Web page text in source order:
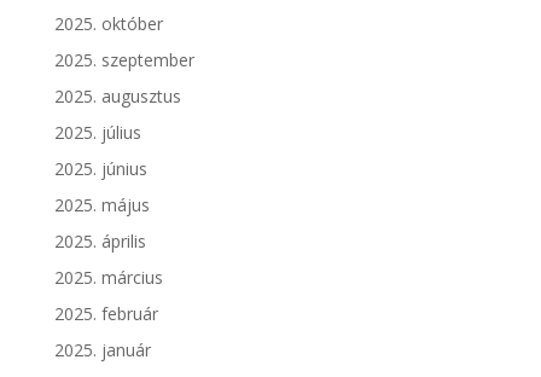
2025. október
2025. szeptember
2025. augusztus
2025. július
2025. június
2025. május
2025. április
2025. március
2025. február
2025. január